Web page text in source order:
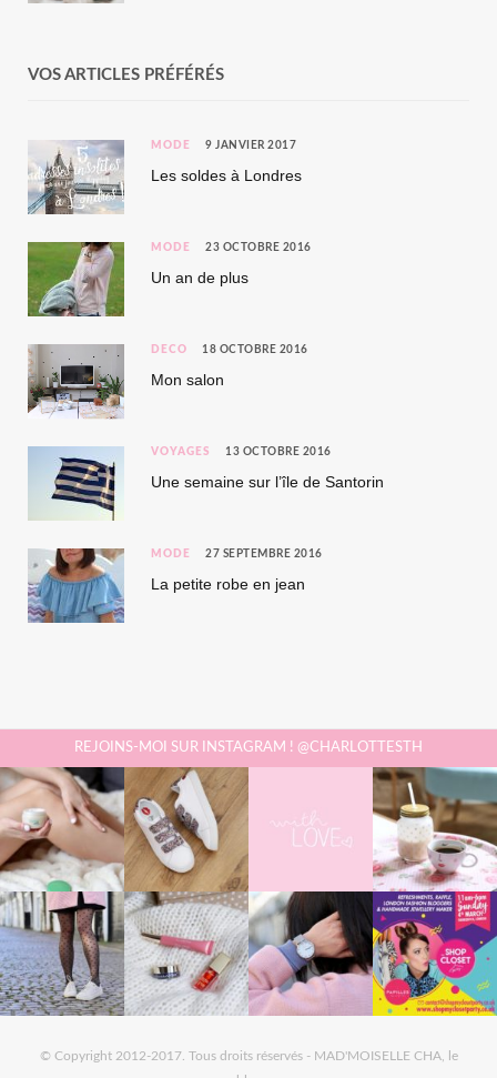
VOS ARTICLES PRÉFÉRÉS
MODE 9 JANVIER 2017
Les soldes à Londres
MODE 23 OCTOBRE 2016
Un an de plus
DÉCO 18 OCTOBRE 2016
Mon salon
VOYAGES 13 OCTOBRE 2016
Une semaine sur l’île de Santorin
MODE 27 SEPTEMBRE 2016
La petite robe en jean
REJOINS-MOI SUR INSTAGRAM ! @CHARLOTTESTH
© Copyright 2012-2017. Tous droits réservés - MAD'MOISELLE CHA, le